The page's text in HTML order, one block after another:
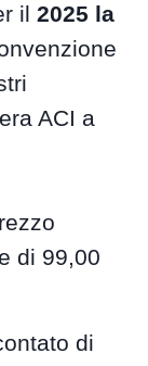
il2025 la
ACI a
di 99,00
di